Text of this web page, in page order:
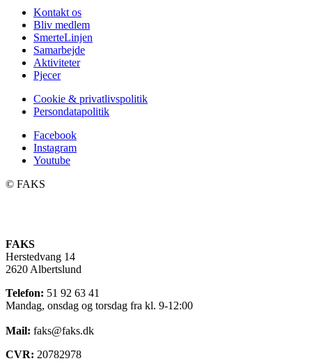
Kontakt os
Bliv medlem
SmerteLinjen
Samarbejde
Aktiviteter
Pjecer
Cookie & privatlivspolitik
Persondatapolitik
Facebook
Instagram
Youtube
©️ FAKS
FAKS
Herstedvang 14
2620 Albertslund
Telefon: 51 92 63 41
Mandag, onsdag og torsdag fra kl. 9-12:00
Mail: faks@faks.dk
CVR: 20782978